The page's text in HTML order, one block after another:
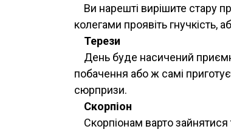
Ви нарешті вирішите стару
колегами проявіть гнучкість,
Терези
День буде насичений
побачення або ж самі
сюрпризи.
Скорпіон
Скорпіонам варто